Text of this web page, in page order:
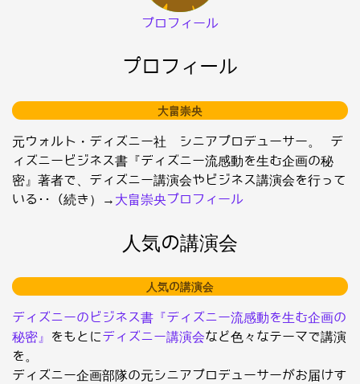
プロフィール
プロフィール
大畠崇央
元ウォルト・ディズニー社 シニアプロデューサー。 デ
ィズニービジネス書『ディズニー流感動を生む企画の秘
密』著者で、ディズニー講演会やビジネス講演会を行って
いる･･（続き）→ 大畠崇央プロフィール
人気の講演会
人気の講演会
ディズニーのビジネス書『ディズニー流感動を生む企画の
秘密』
をもとにディズニー講演会など色々なテーマで講演
を。
ディズニー企画部隊の元シニアプロデューサーがお届けす